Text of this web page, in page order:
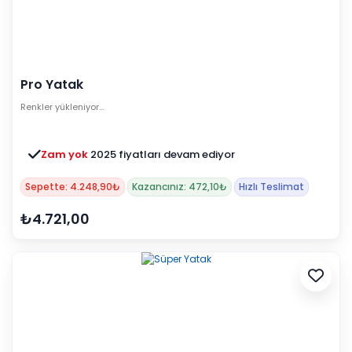
Pro Yatak
Renkler yükleniyor…
Zam yok 2025 fiyatları devam ediyor
Sepette: 4.248,90₺ Kazancınız: 472,10₺ Hızlı Teslimat
₺4.721,00